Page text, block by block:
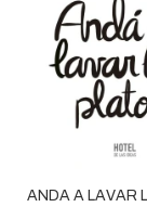
ANDA A LAVAR